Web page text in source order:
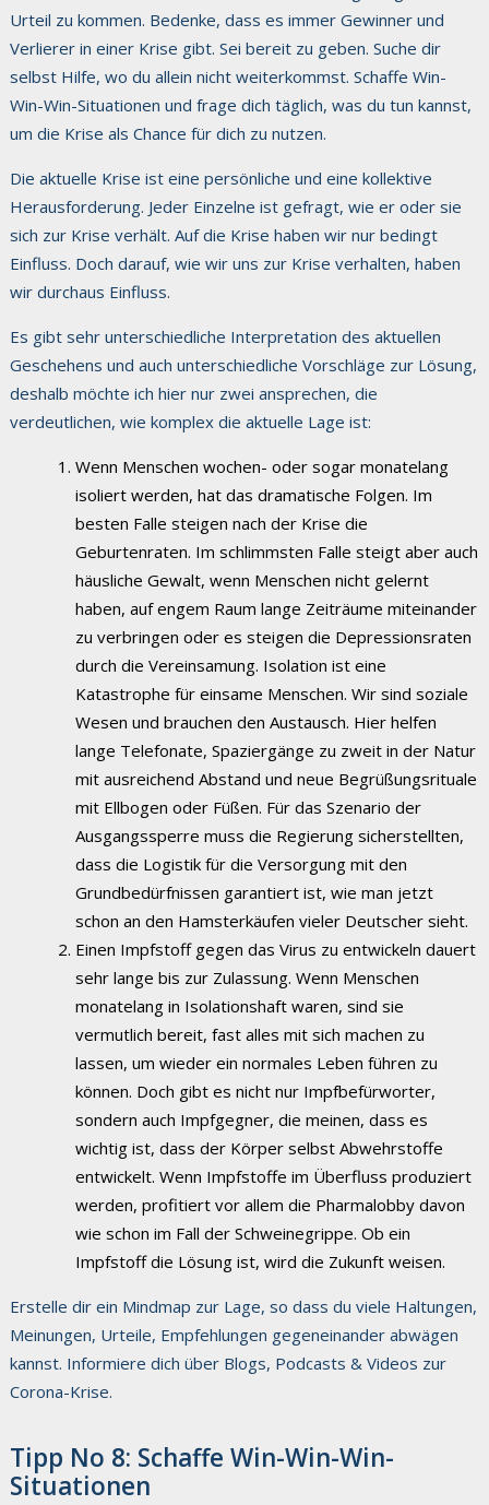
Urteil zu kommen. Bedenke, dass es immer Gewinner und
Verlierer in einer Krise gibt. Sei bereit zu geben. Suche dir
selbst Hilfe, wo du allein nicht weiterkommst. Schaffe Win-
Win-Win-Situationen und frage dich täglich, was du tun kannst,
um die Krise als Chance für dich zu nutzen.
Die aktuelle Krise ist eine persönliche und eine kollektive
Herausforderung. Jeder Einzelne ist gefragt, wie er oder sie
sich zur Krise verhält. Auf die Krise haben wir nur bedingt
Einfluss. Doch darauf, wie wir uns zur Krise verhalten, haben
wir durchaus Einfluss.
Es gibt sehr unterschiedliche Interpretation des aktuellen
Geschehens und auch unterschiedliche Vorschläge zur Lösung,
deshalb möchte ich hier nur zwei ansprechen, die
verdeutlichen, wie komplex die aktuelle Lage ist:
Wenn Menschen wochen- oder sogar monatelang
isoliert werden, hat das dramatische Folgen. Im
besten Falle steigen nach der Krise die
Geburtenraten. Im schlimmsten Falle steigt aber auch
häusliche Gewalt, wenn Menschen nicht gelernt
haben, auf engem Raum lange Zeiträume miteinander
zu verbringen oder es steigen die Depressionsraten
durch die Vereinsamung. Isolation ist eine
Katastrophe für einsame Menschen. Wir sind soziale
Wesen und brauchen den Austausch. Hier helfen
lange Telefonate, Spaziergänge zu zweit in der Natur
mit ausreichend Abstand und neue Begrüßungsrituale
mit Ellbogen oder Füßen. Für das Szenario der
Ausgangssperre muss die Regierung sicherstellten,
dass die Logistik für die Versorgung mit den
Grundbedürfnissen garantiert ist, wie man jetzt
schon an den Hamsterkäufen vieler Deutscher sieht.
Einen Impfstoff gegen das Virus zu entwickeln dauert
sehr lange bis zur Zulassung. Wenn Menschen
monatelang in Isolationshaft waren, sind sie
vermutlich bereit, fast alles mit sich machen zu
lassen, um wieder ein normales Leben führen zu
können. Doch gibt es nicht nur Impfbefürworter,
sondern auch Impfgegner, die meinen, dass es
wichtig ist, dass der Körper selbst Abwehrstoffe
entwickelt. Wenn Impfstoffe im Überfluss produziert
werden, profitiert vor allem die Pharmalobby davon
wie schon im Fall der Schweinegrippe. Ob ein
Impfstoff die Lösung ist, wird die Zukunft weisen.
Erstelle dir ein Mindmap zur Lage, so dass du viele Haltungen,
Meinungen, Urteile, Empfehlungen gegeneinander abwägen
kannst. Informiere dich über Blogs, Podcasts & Videos zur
Corona-Krise.
Tipp No 8: Schaffe Win-Win-Win-
Situationen